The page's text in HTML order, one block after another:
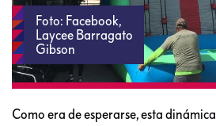
Foto: Facebook,
Laycee Barragato
Gibson
Como era de esperarse, esta dinámica